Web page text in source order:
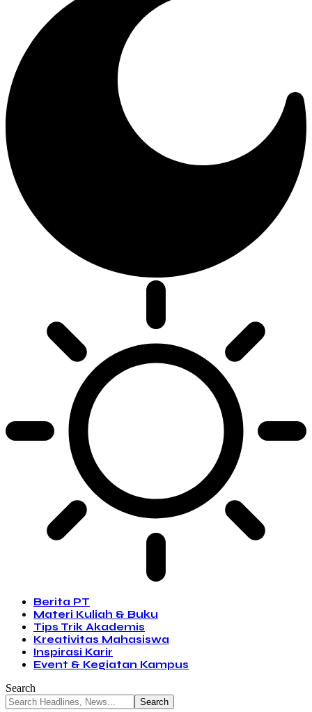
Berita PT
Materi Kuliah & Buku
Tips Trik Akademis
Kreativitas Mahasiswa
Inspirasi Karir
Event & Kegiatan Kampus
Search